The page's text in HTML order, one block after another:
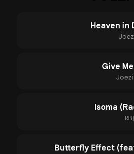
Heaven in
Give
Joezi
Isoma
Butterfly Effect